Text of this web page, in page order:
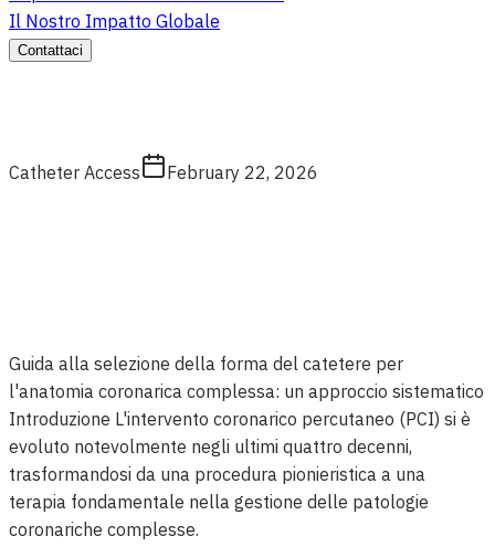
Il Nostro Impatto Globale
Contattaci
Catheter Access February 22, 2026
Guida alla selezione della forma del catetere per
l'anatomia coronarica complessa: un approccio sistematico
Introduzione L'intervento coronarico percutaneo (PCI) si è
evoluto notevolmente negli ultimi quattro decenni,
trasformandosi da una procedura pionieristica a una
terapia fondamentale nella gestione delle patologie
coronariche complesse.